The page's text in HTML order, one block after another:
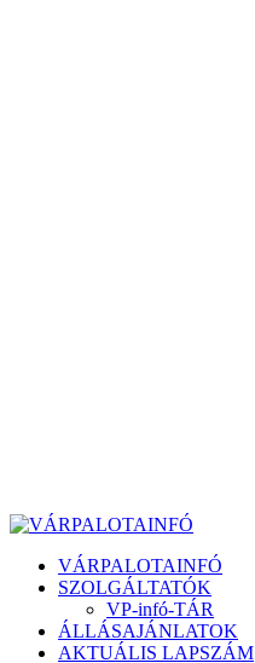
VÁRPALOTAINFÓ
SZOLGÁLTATÓK
VP-infó-TÁR
ÁLLÁSAJÁNLATOK
AKTUÁLIS LAPSZÁM